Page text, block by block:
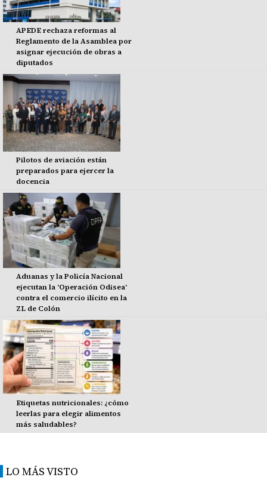
APEDE rechaza reformas al
Reglamento de la Asamblea por
asignar ejecución de obras a
diputados
Pilotos de aviación están
preparados para ejercer la
docencia
Aduanas y la Policía Nacional
ejecutan la 'Operación Odisea'
contra el comercio ilícito en la
ZL de Colón
Etiquetas nutricionales: ¿cómo
leerlas para elegir alimentos
más saludables?
LO MÁS VISTO